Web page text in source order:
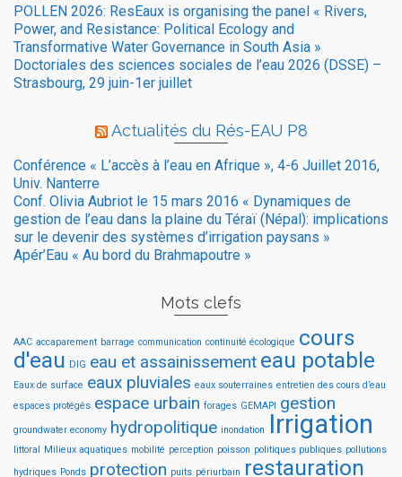
POLLEN 2026: ResEaux is organising the panel « Rivers,
Power, and Resistance: Political Ecology and
Transformative Water Governance in South Asia »
Doctoriales des sciences sociales de l’eau 2026 (DSSE) –
Strasbourg, 29 juin-1er juillet
Actualités du Rés-EAU P8
Conférence « L’accès à l’eau en Afrique », 4-6 Juillet 2016,
Univ. Nanterre
Conf. Olivia Aubriot le 15 mars 2016 « Dynamiques de
gestion de l’eau dans la plaine du Téraï (Népal): implications
sur le devenir des systèmes d’irrigation paysans »
Apér’Eau « Au bord du Brahmapoutre »
Mots clefs
AAC accaparement barrage communication continuité écologique cours
d'eau DIG eau et assainissement eau potable
Eaux de surface eaux pluviales eaux souterraines entretien des cours d’eau
espaces protégés espace urbain forages GEMAPI gestion
groundwater economy hydropolitique inondation Irrigation
littoral Milieux aquatiques mobilité perception poisson politiques publiques pollutions
hydriques Ponds protection puits périurbain restauration